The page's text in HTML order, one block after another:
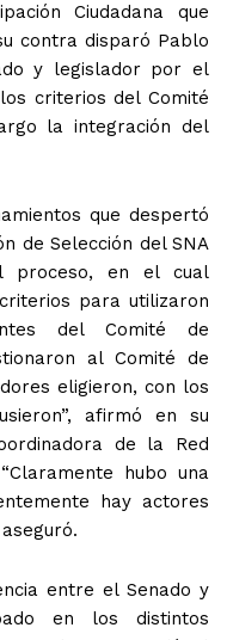
Ciudadana que
contra disparó Pablo
y legislador por el
criterios del Comité
la integración del
que despertó
de Selección del SNA
proceso, en el cual
para utilizaron
del Comité de
al Comité de
eligieron, con los
afirmó en su
de la Red
hubo una
hay actores
entre el Senado y
en los distintos